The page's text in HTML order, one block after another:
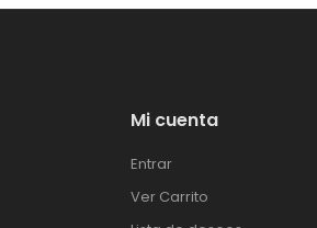
Mi cuenta
Entrar
Ver Carrito